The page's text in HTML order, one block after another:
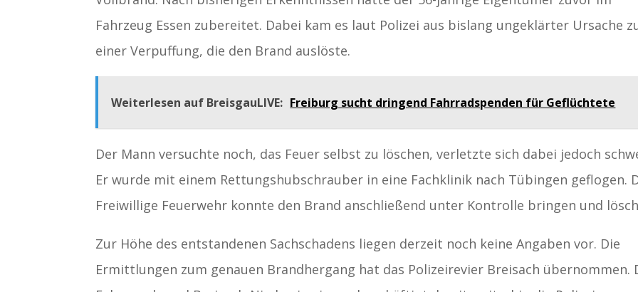
Fahrzeug Essen zubereitet. Dabei kam es laut Polizei aus bislang ungeklärter Ursache
einer Verpuffung, die den Brand auslöste.
Weiterlesen auf BreisgauLIVE: Freiburg sucht dringend Fahrradspenden für Geflüchtete
Der Mann versuchte noch, das Feuer selbst zu löschen, verletzte sich dabei jedoch
Er wurde mit einem Rettungshubschrauber in eine Fachklinik nach Tübingen geflogen.
Freiwillige Feuerwehr konnte den Brand anschließend unter Kontrolle bringen und
Zur Höhe des entstandenen Sachschadens liegen derzeit noch keine Angaben vor. Die
Ermittlungen zum genauen Brandhergang hat das Polizeirevier Breisach übernommen.